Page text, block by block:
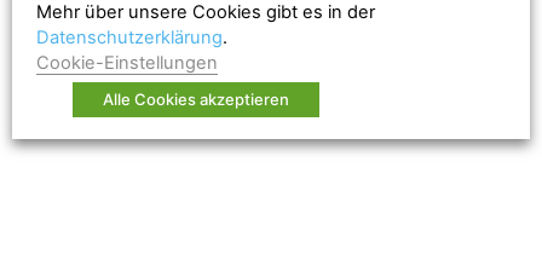
Mehr über unsere Cookies gibt es in der
Datenschutzerklärung.
Cookie-Einstellungen
Alle Cookies akzeptieren